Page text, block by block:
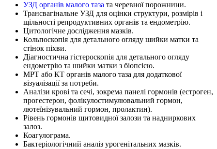
УЗД органів малого таза та черевної порожнини.
Трансвагінальне УЗД для оцінки структури, розмірів і
щільності репродуктивних органів та ендометрію.
Цитологічне дослідження мазків.
Кольпоскопія для детального огляду шийки матки та
стінок піхви.
Діагностична гістероскопія для детального огляду
ендометрію та шийки матки з біопсією.
МРТ або КТ органів малого таза для додаткової
візуалізації за потреби.
Аналізи крові та сечі, зокрема панелі гормонів (естроген,
прогестерон, фолікулостимулювальний гормон,
лютеїнізувальний гормон, пролактин).
Рівень гормонів щитовидної залози та надниркових
залоз.
Коагулограма.
Бактеріологічний аналіз урогенітальних мазків.